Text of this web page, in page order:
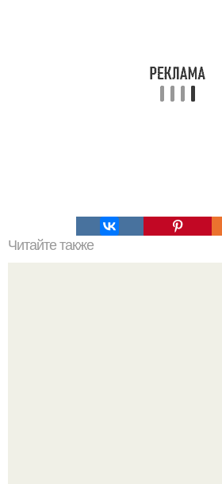
Читайте также